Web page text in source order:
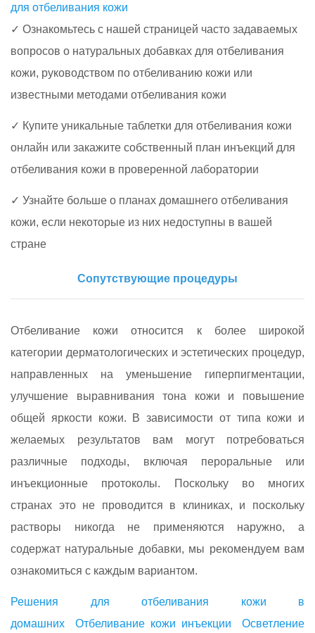
для отбеливания кожи
✓ Ознакомьтесь с нашей страницей часто задаваемых
вопросов о натуральных добавках для отбеливания
кожи, руководством по отбеливанию кожи или
известными методами отбеливания кожи
✓ Купите уникальные таблетки для отбеливания кожи
онлайн или закажите собственный план инъекций для
отбеливания кожи в проверенной лаборатории
✓ Узнайте больше о планах домашнего отбеливания
кожи, если некоторые из них недоступны в вашей
стране
Сопутствующие процедуры
Отбеливание кожи относится к более широкой
категории дерматологических и эстетических процедур,
направленных на уменьшение гиперпигментации,
улучшение выравнивания тона кожи и повышение
общей яркости кожи. В зависимости от типа кожи и
желаемых результатов вам могут потребоваться
различные подходы, включая пероральные или
инъекционные протоколы. Поскольку во многих
странах это не проводится в клиниках, и поскольку
растворы никогда не применяются наружно, а
содержат натуральные добавки, мы рекомендуем вам
ознакомиться с каждым вариантом.
Решения для отбеливания кожи в
домашних
Отбеливание кожи инъекции
Осветление